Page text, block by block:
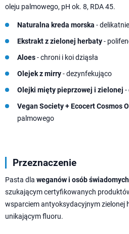
oleju palmowego, pH ok. 8, RDA 45.
Naturalna kreda morska -
Ekstrakt z zielonej herbaty-
Aloes- chroni i koi dziąsła
Olejek z mirry- dezynfekująco
Olejki mięty pieprzowej i zielonej -
Vegan Society + Ecocert Cosmos
palmowego
Przeznaczenie
Pasta dla weganów i osób
szukającym certyfikowanych
wsparciem antyoksydacyjnym zielonej
unikającym fluoru.